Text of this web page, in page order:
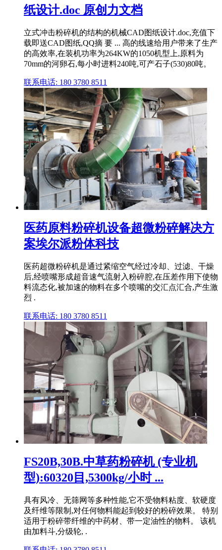
纸设计.doc 原创力文档
立式冲击粉碎机的结构的机械CAD图纸设计.doc,充值下
载即送CAD图纸,QQ摘 要 ... 高的线速给用户带来了生产
的高效率,在装机功率为264KW的1050机型上,原料为
70mm的河卵石,每小时进料240吨,可产石子(530)80吨。
联系电话: 180 3780 8511
医药原料粉碎机设备超微粉碎解决方
案埃尔派粉体科技
医药超微粉碎机是通过紧缩空气经过冷却、过滤、干燥
后,经喷嘴形成超音速气流射入粉碎腔,在压差作用下使物
料流态化,被加速的物料在多个喷嘴的交汇点汇合,产生激
烈 .
联系电话: 180 3780 8511
FS20B,30B.中草药粉碎机 (专业机
型):60320目,5300kg/小时 ...
具有风冷、无筛网等多种性能,它不受物料粘度、软硬度
及纤维等限制,对任何物料能起到较好的粉碎效果。 特别
适用于粉碎带纤维的中药材、带一定油性的物料。 该机
由加料斗,分级轮, .